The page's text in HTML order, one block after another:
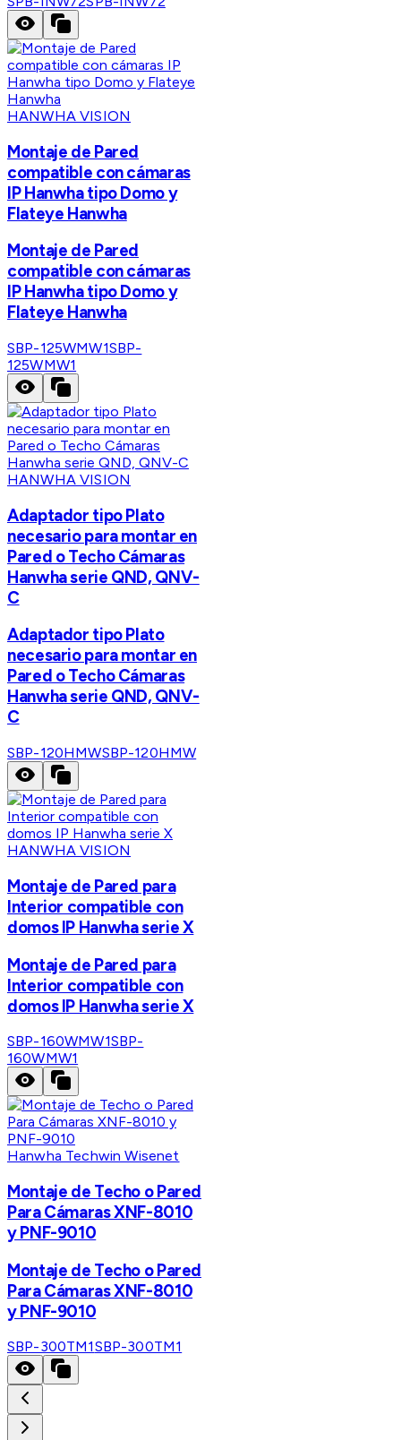
HANWHA VISION
Montaje de Pared
compatible con cámaras
IP Hanwha tipo Domo y
Flateye Hanwha
Montaje de Pared
compatible con cámaras
IP Hanwha tipo Domo y
Flateye Hanwha
SBP-125WMW1SBP-
125WMW1
HANWHA VISION
Adaptador tipo Plato
necesario para montar en
Pared o Techo Cámaras
Hanwha serie QND, QNV-
C
Adaptador tipo Plato
necesario para montar en
Pared o Techo Cámaras
Hanwha serie QND, QNV-
C
SBP-120HMWSBP-120HMW
HANWHA VISION
Montaje de Pared para
Interior compatible con
domos IP Hanwha serie X
Montaje de Pared para
Interior compatible con
domos IP Hanwha serie X
SBP-160WMW1SBP-
160WMW1
Hanwha Techwin Wisenet
Montaje de Techo o Pared
Para Cámaras XNF-8010
y PNF-9010
Montaje de Techo o Pared
Para Cámaras XNF-8010
y PNF-9010
SBP-300TM1SBP-300TM1